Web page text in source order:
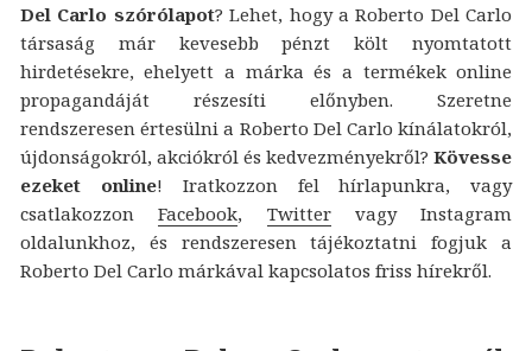
Del Carlo szórólapot? Lehet, hogy a Roberto Del Carlo
társaság már kevesebb pénzt költ nyomtatott
hirdetésekre, ehelyett a márka és a termékek online
propagandáját részesíti előnyben. Szeretne
rendszeresen értesülni a Roberto Del Carlo kínálatokról,
újdonságokról, akciókról és kedvezményekről?Kövesse
ezeket online! Iratkozzon fel hírlapunkra, vagy
csatlakozzonFacebook, Twittervagy Instagram
oldalunkhoz, és rendszeresen tájékoztatni fogjuk a
Roberto Del Carlo márkával kapcsolatos friss hírekről.